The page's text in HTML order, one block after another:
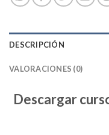
DESCRIPCIÓN
VALORACIONES (0)
Descargar